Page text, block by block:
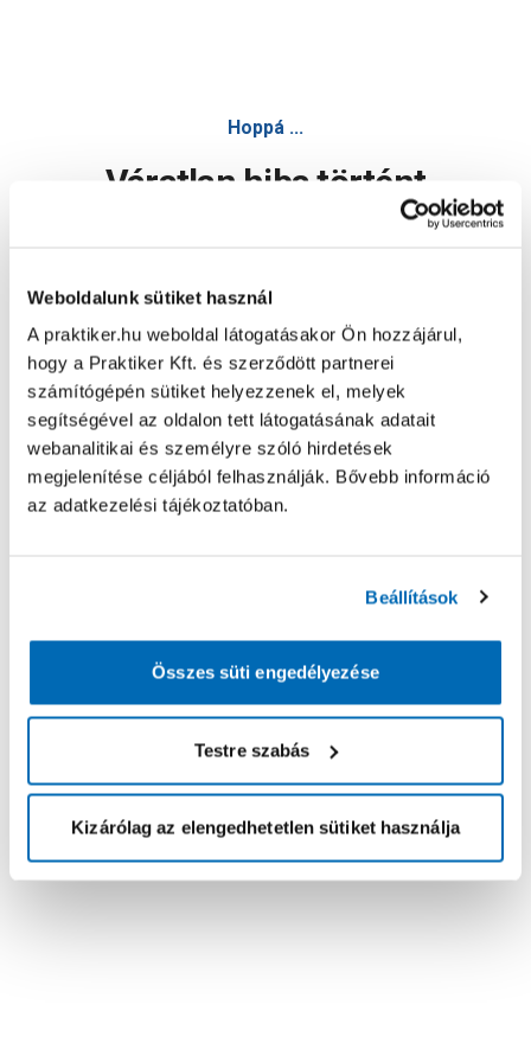
Weboldalunk sütiket használ
A praktiker.hu weboldal látogatásakor Ön hozzájárul,
hogy a Praktiker Kft. és szerződött partnerei
számítógépén sütiket helyezzenek el, melyek
segítségével az oldalon tett látogatásának adatait
webanalitikai és személyre szóló hirdetések
megjelenítése céljából felhasználják. Bővebb információ
az adatkezelési tájékoztatóban.
Beállítások
Összes süti engedélyezése
Testre szabás
Kizárólag az elengedhetetlen sütiket használja
Hoppá ...
Váratlan hiba történt
Oldal újratöltése